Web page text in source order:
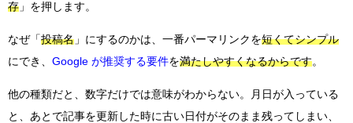
存 」を押します。
なぜ「 投稿名 」にするのかは、一番パーマリンクを短くてシンプル
にでき、 Google が推奨する要件を満たしやすくなるからです。
他の種類だと、数字だけでは意味がわからない。月日が入っている
と、あとで記事を更新した時に古い日付がそのまま残ってしまい、